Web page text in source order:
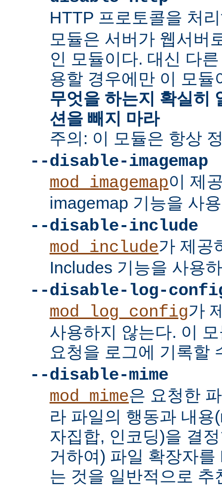
HTTP 프로토콜을 처
모듈은 서버가 웹서버
인 모듈이다. 대신 다
용할 경우에만 이 모
무엇을 하는지 확실히
션을 빼지 마라
주의: 이 모듈은 항상
--disable-imagemap
mod_imagemap이 제
imagemap 기능을 사
--disable-include
mod_include가 제공
Includes 기능을 사용
--disable-log-
mod_log_config가
사용하지 않는다. 이
요청을 로그에 기록할
--disable-mime
mod_mime은 요청한
라 파일의 행동과 내용
자집합, 인코딩)을 결
거하여) 파일 확장자
는 것을 일반적으로 추